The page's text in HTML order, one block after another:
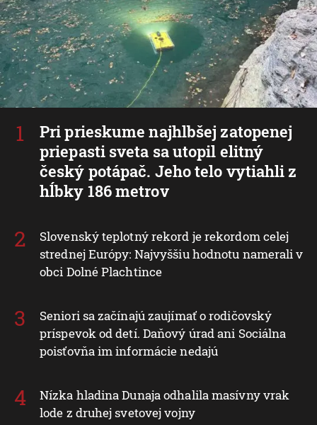
Pri prieskume najhlbšej zatopenej
priepasti sveta sa utopil elitný
český potápač. Jeho telo vytiahli z
hĺbky 186 metrov
Slovenský teplotný rekord je rekordom celej
strednej Európy: Najvyššiu hodnotu namerali v
obci Dolné Plachtince
Seniori sa začínajú zaujímať o rodičovský
príspevok od detí. Daňový úrad ani Sociálna
poisťovňa im informácie nedajú
Nízka hladina Dunaja odhalila masívny vrak
lode z druhej svetovej vojny